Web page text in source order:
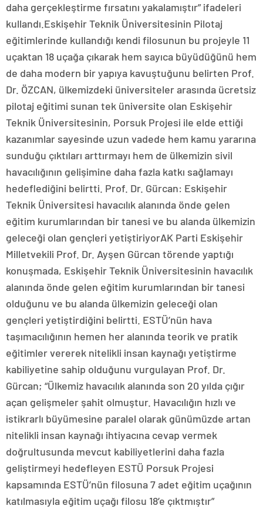
daha gerçekleştirme fırsatını yakalamıştır” ifadeleri
kullandı.Eskişehir Teknik Üniversitesinin Pilotaj
eğitimlerinde kullandığı kendi filosunun bu projeyle 11
uçaktan 18 uçağa çıkarak hem sayıca büyüdüğünü hem
de daha modern bir yapıya kavuştuğunu belirten Prof.
Dr. ÖZCAN, ülkemizdeki üniversiteler arasında ücretsiz
pilotaj eğitimi sunan tek üniversite olan Eskişehir
Teknik Üniversitesinin, Porsuk Projesi ile elde ettiği
kazanımlar sayesinde uzun vadede hem kamu yararına
sunduğu çıktıları arttırmayı hem de ülkemizin sivil
havacılığının gelişimine daha fazla katkı sağlamayı
hedeflediğini belirtti. Prof. Dr. Gürcan: Eskişehir
Teknik Üniversitesi havacılık alanında önde gelen
eğitim kurumlarından bir tanesi ve bu alanda ülkemizin
geleceği olan gençleri yetiştiriyorAK Parti Eskişehir
Milletvekili Prof. Dr. Ayşen Gürcan törende yaptığı
konuşmada, Eskişehir Teknik Üniversitesinin havacılık
alanında önde gelen eğitim kurumlarından bir tanesi
olduğunu ve bu alanda ülkemizin geleceği olan
gençleri yetiştirdiğini belirtti. ESTÜ’nün hava
taşımacılığının hemen her alanında teorik ve pratik
eğitimler vererek nitelikli insan kaynağı yetiştirme
kabiliyetine sahip olduğunu vurgulayan Prof. Dr.
Gürcan; “Ülkemiz havacılık alanında son 20 yılda çığır
açan gelişmeler şahit olmuştur. Havacılığın hızlı ve
istikrarlı büyümesine paralel olarak günümüzde artan
nitelikli insan kaynağı ihtiyacına cevap vermek
doğrultusunda mevcut kabiliyetlerini daha fazla
geliştirmeyi hedefleyen ESTÜ Porsuk Projesi
kapsamında ESTÜ’nün filosuna 7 adet eğitim uçağının
katılmasıyla eğitim uçağı filosu 18’e çıktmıştır”